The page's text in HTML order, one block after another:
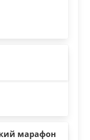
марафон